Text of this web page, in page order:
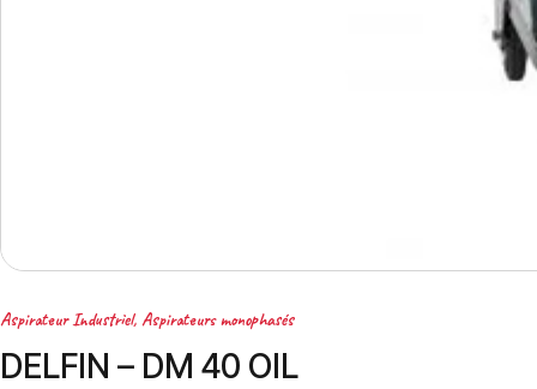
Aspirateur Industriel, Aspirateurs monophasés
DELFIN – DM 40 OIL